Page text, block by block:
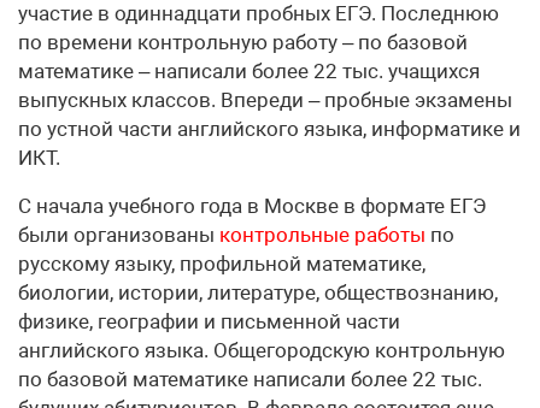
участие в одиннадцати пробных ЕГЭ. Последнюю
по времени контрольную работу – по базовой
математике – написали более 22 тыс. учащихся
выпускных классов. Впереди – пробные экзамены
по устной части английского языка, информатике и
ИКТ.
С начала учебного года в Москве в формате ЕГЭ
были организованы контрольные работы по
русскому языку, профильной математике,
биологии, истории, литературе, обществознанию,
физике, географии и письменной части
английского языка. Общегородскую контрольную
по базовой математике написали более 22 тыс.